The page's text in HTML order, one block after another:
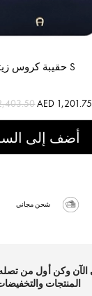
حقيبة كروس زيتا S
AED 1,201.75
أضف إلى